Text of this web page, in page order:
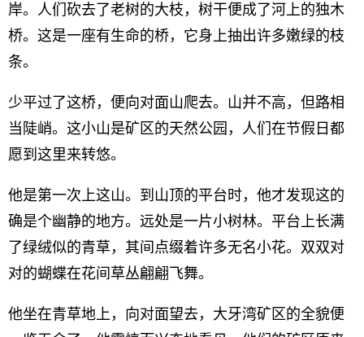
岸。人们砍去了老树的大枝，树干便成了河上的独木
桥。这是一座有生命的桥，它身上抽出许多嫩绿的枝
条。
少平过了这桥，便向对面山爬去。山并不高，但路相
当陡峭。这小山是矿区的天然公园，人们在节假日都
愿到这里来转悠。
他是第一次上这山。到山顶的平台时，他才发现这的
确是个幽静的地方。远处是一片小树林。平台上长满
了绿绒似的青草，其间点缀着许多无名小花。双双对
对的蝴蝶在花间草丛翩翩飞舞。
他坐在青草地上，向对面望去，大牙湾矿区的全貌便